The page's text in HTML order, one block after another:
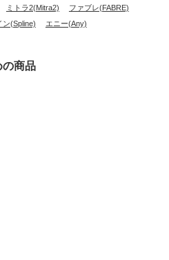
ミトラ2(Mitra2)
ファブレ(FABRE)
ン(Spline) エニー(Any)
の商品